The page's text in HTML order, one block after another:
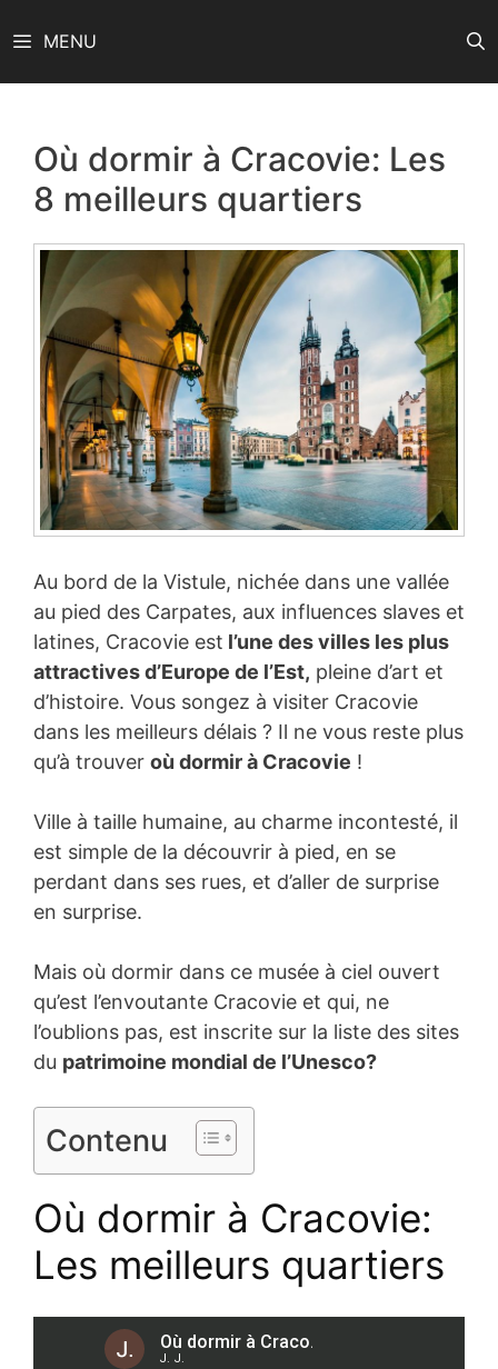
au
MENU
Où dormir à Cracovie: Les
8 meilleurs quartiers
Au bord de la Vistule, nichée dans une vallée
au pied des Carpates, aux influences slaves et
latines, Cracovie est l’une des villes les plus
attractives d’Europe de l’Est, pleine d’art et
d’histoire. Vous songez à visiter Cracovie
dans les meilleurs délais ? Il ne vous reste plus
qu’à trouver où dormir à Cracovie !
Ville à taille humaine, au charme incontesté, il
est simple de la découvrir à pied, en se
perdant dans ses rues, et d’aller de surprise
en surprise.
Mais où dormir dans ce musée à ciel ouvert
qu’est l’envoutante Cracovie et qui, ne
l’oublions pas, est inscrite sur la liste des sites
du patrimoine mondial de l’Unesco?
Contenu
Où dormir à Cracovie:
Les meilleurs quartiers